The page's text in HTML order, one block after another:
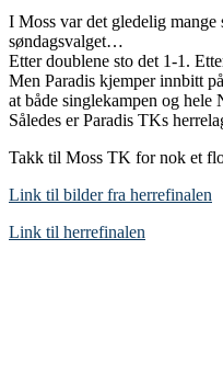
I Moss var det gledelig mange
søndagsvalget…
Etter doublene sto det 1-1.
Men Paradis kjemper innbitt
at både singlekampen og hele
Således er Paradis TKs
Takk til Moss TK for nok et
Link til bilder fra herrefinalen
Link til herrefinalen